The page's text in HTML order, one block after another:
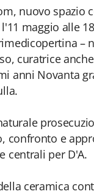
nuovo spazio
maggio alle
–
curatrice
anni Novanta
confronto e
centrali per D'A.
ceramica